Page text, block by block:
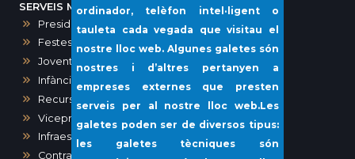
SERVEIS MUNICIPALS
Presidència, Comunicació, Premsa i Protocol
Festes
Joventut
Infància i Igualtat
Recursos humans
Vicepresidència i Administració General
Infraestructures i Vies Públiques
Contractació
ordinador, telèfon intel·ligent o
tauleta cada vegada que visitau el
nostre lloc web. Algunes galetes són
nostres i d’altres pertanyen a
empreses externes que presten
serveis per al nostre lloc web.Les
galetes poden ser de diversos tipus:
les galetes tècniques són